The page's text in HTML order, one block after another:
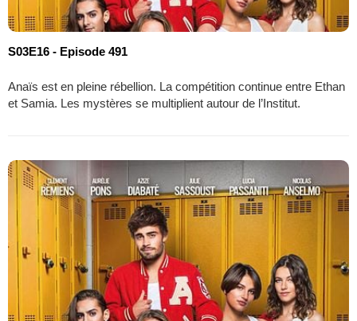
S03E16 - Episode 491
Anaïs est en pleine rébellion. La compétition continue entre Ethan
et Samia. Les mystères se multiplient autour de l’Institut.